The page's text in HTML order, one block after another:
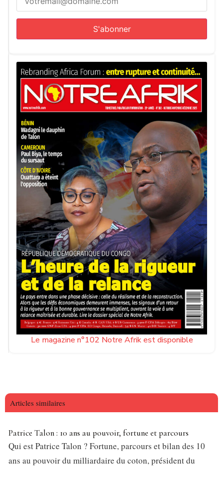
Le magazine n°102 Notre Afrik est disponible
Articles similaires
Patrice Talon : 10 ans au pouvoir, fortune et parcours
Qui est Patrice Talon ? Fortune, parcours et bilan des 10
ans au pouvoir du milliardaire du coton, président du